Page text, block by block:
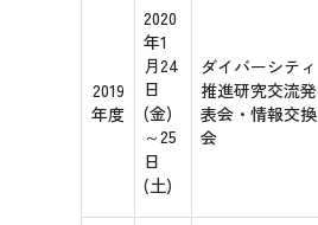
2019
年度
2020
年1
月24
日
(金)
～25
日
(土)
ダイバーシティ
推進研究交流発
表会・情報交換
会